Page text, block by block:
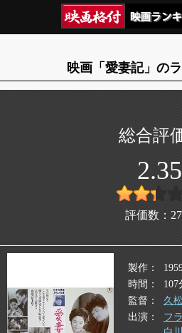
映画「愛妻記」の
2.35
評価数： 27
製作
時間
107
監督
久
出演
フ